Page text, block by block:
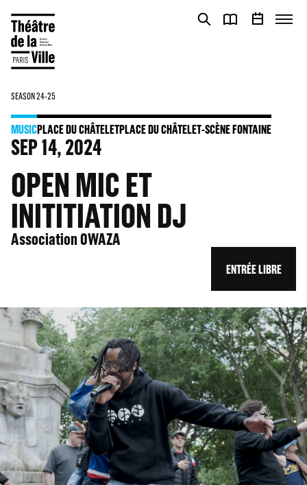
SEASON 24-25
MUSICPLACE DU CHÂTELETPLACE DU CHÂTELET-SCÈNE FONTAINE
SEP14, 2024
OPEN MIC ET
INITITIATION DJ
Association OWAZA
ENTRÉE LIBRE